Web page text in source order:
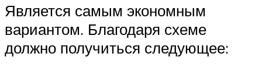
Является самым экономным
вариантом. Благодаря схеме
должно получиться следующее: